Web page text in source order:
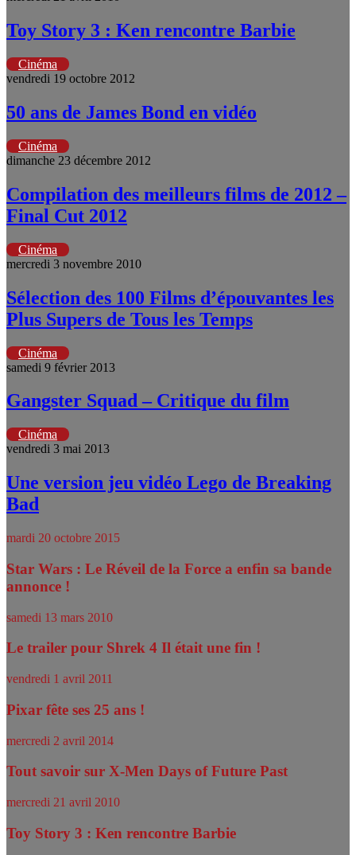
Toy Story 3 : Ken rencontre Barbie
Cinéma
vendredi 19 octobre 2012
50 ans de James Bond en vidéo
Cinéma
dimanche 23 décembre 2012
Compilation des meilleurs films de 2012 –
Final Cut 2012
Cinéma
mercredi 3 novembre 2010
Sélection des 100 Films d’épouvantes les
Plus Supers de Tous les Temps
Cinéma
samedi 9 février 2013
Gangster Squad – Critique du film
Cinéma
vendredi 3 mai 2013
Une version jeu vidéo Lego de Breaking
Bad
mardi 20 octobre 2015
Star Wars : Le Réveil de la Force a enfin sa bande
annonce !
samedi 13 mars 2010
Le trailer pour Shrek 4 Il était une fin !
vendredi 1 avril 2011
Pixar fête ses 25 ans !
mercredi 2 avril 2014
Tout savoir sur X-Men Days of Future Past
mercredi 21 avril 2010
Toy Story 3 : Ken rencontre Barbie